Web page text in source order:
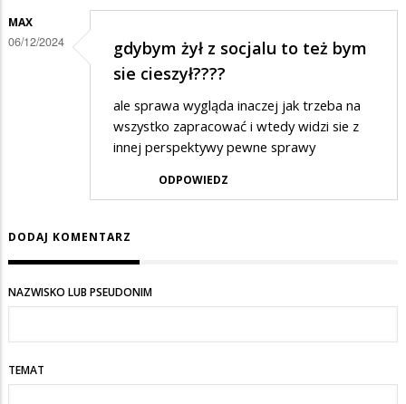
MAX
06/12/2024
gdybym żył z socjalu to też bym
sie cieszył????
ale sprawa wygląda inaczej jak trzeba na
wszystko zapracować i wtedy widzi sie z
innej perspektywy pewne sprawy
ODPOWIEDZ
DODAJ KOMENTARZ
NAZWISKO LUB PSEUDONIM
TEMAT